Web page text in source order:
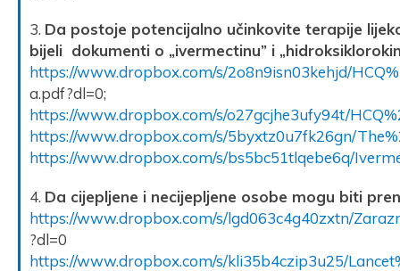
3. Da postoje potencijalno učinkovite terapije
bijeli dokumenti o „ivermectinu” i
https://www.dropbox.com/s/2o8n9isn03kehjd/
a.pdf?dl=0;
https://www.dropbox.com/s/o27gcjhe3ufy94t/
https://www.dropbox.com/s/5byxtz0u7fk26gn/
https://www.dropbox.com/s/bs5bc51tlqebe6q/
4. Da cijepljene i necijepljene osobe mogu biti
https://www.dropbox.com/s/lgd063c4g40zxtn/
?dl=0
https://www.dropbox.com/s/kli35b4czip3u25/